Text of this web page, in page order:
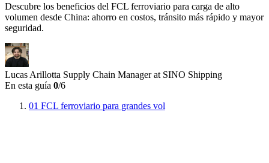
Descubre los beneficios del FCL ferroviario para carga de alto
volumen desde China: ahorro en costos, tránsito más rápido y mayor
seguridad.
Lucas Arillotta Supply Chain Manager at SINO Shipping
En esta guía 0/6
01 FCL ferroviario para grandes vol